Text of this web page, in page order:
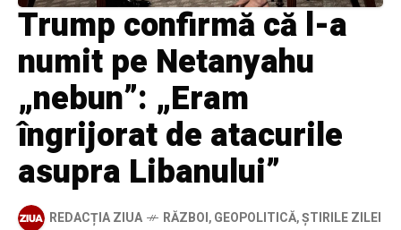
Trump confirmă că l-a
numit pe Netanyahu
„nebun”: „Eram
îngrijorat de atacurile
asupra Libanului”
REDACȚIA ZIUA RĂZBOI,GEOPOLITICĂ,ȘTIRILE ZILEI